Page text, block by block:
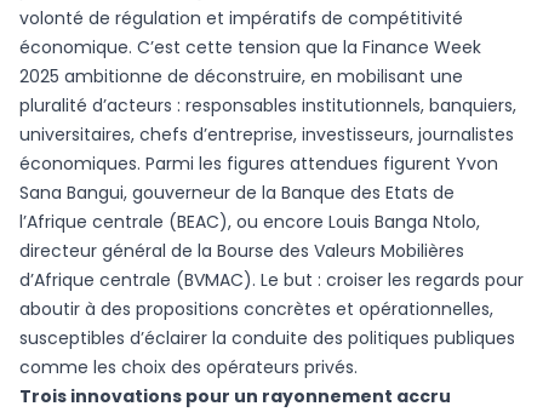
volonté de régulation et impératifs de compétitivité
économique. C’est cette tension que la Finance Week
2025 ambitionne de déconstruire, en mobilisant une
pluralité d’acteurs : responsables institutionnels, banquiers,
universitaires, chefs d’entreprise, investisseurs, journalistes
économiques. Parmi les figures attendues figurent Yvon
Sana Bangui, gouverneur de la Banque des Etats de
l’Afrique centrale (BEAC), ou encore Louis Banga Ntolo,
directeur général de la Bourse des Valeurs Mobilières
d’Afrique centrale (BVMAC). Le but : croiser les regards pour
aboutir à des propositions concrètes et opérationnelles,
susceptibles d’éclairer la conduite des politiques publiques
comme les choix des opérateurs privés.
Trois innovations pour un rayonnement accru